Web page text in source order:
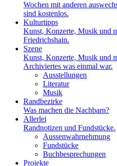
Wochen mit anderen
sind kostenlos.
Kulturtipps
Kunst, Konzerte, Musik und
Friedrichshain.
Szene
Kunst, Konzerte, Musik und
Archiviertes was einmal war.
Ausstellungen
Literatur
Musik
Randbezirke
Was machen die Nachbarn?
Allerlei
Randnotizen und Fundstücke.
Aussenwahrnehmung
Fundstücke
Buchbesprechungen
Projekte